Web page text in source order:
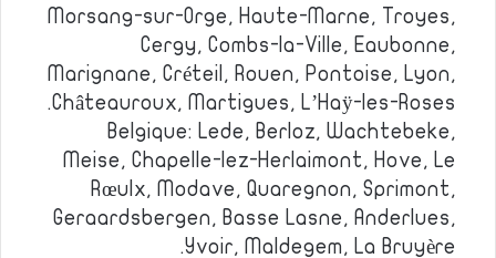
Morsang-sur-Orge, Haute-Marne, Troyes,
Cergy, Combs-la-Ville, Eaubonne,
Marignane, Créteil, Rouen, Pontoise, Lyon,
Châteauroux, Martigues, L’Haÿ-les-Roses.
Belgique: Lede, Berloz, Wachtebeke,
Meise, Chapelle-lez-Herlaimont, Hove, Le
Rœulx, Modave, Quaregnon, Sprimont,
Geraardsbergen, Basse Lasne, Anderlues,
Yvoir, Maldegem, La Bruyère.